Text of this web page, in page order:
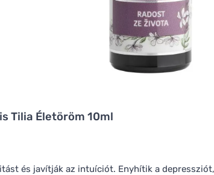
Tilia Életöröm 10ml
és javítják az intuíciót. Enyhítik a